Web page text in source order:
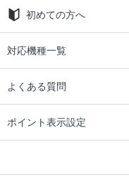
初めての方へ
対応機種一覧
よくある質問
ポイント表示設定